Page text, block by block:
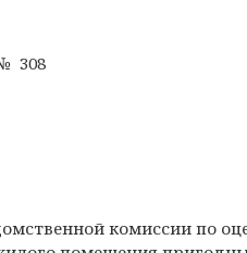
308
комиссии по